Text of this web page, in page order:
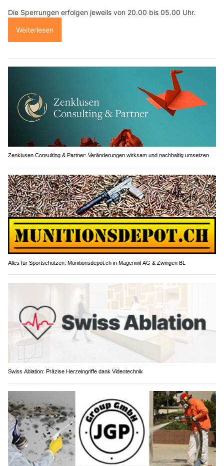
Die Sperrungen erfolgen jeweils von 20.00 bis 05.00 Uhr.
Weiterlesen
Zenklusen Consulting & Partner: Veränderungen wirksam und nachhaltig umsetzen
Alles für Sportschützen: Munitionsdepot.ch in Mägenwil AG & Zwingen BL
Swiss Ablation: Präzise Herzeingriffe dank Videotechnik